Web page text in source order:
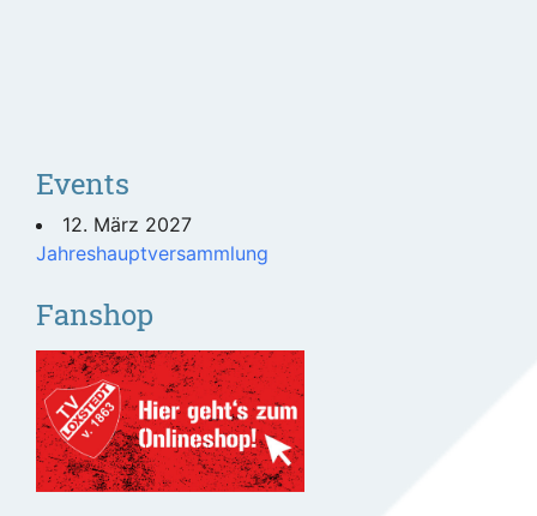
Events
12. März 2027
Jahreshauptversammlung
Fanshop